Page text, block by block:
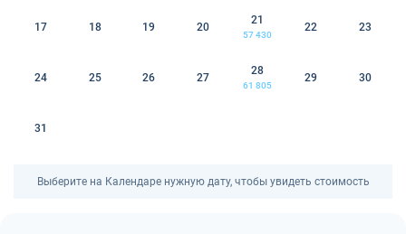
17 18 19 20
21
57 430
22 23
24 25 26 27
28
61 805
29 30
31
Выберите на Календаре нужную дату, чтобы увидеть стоимость